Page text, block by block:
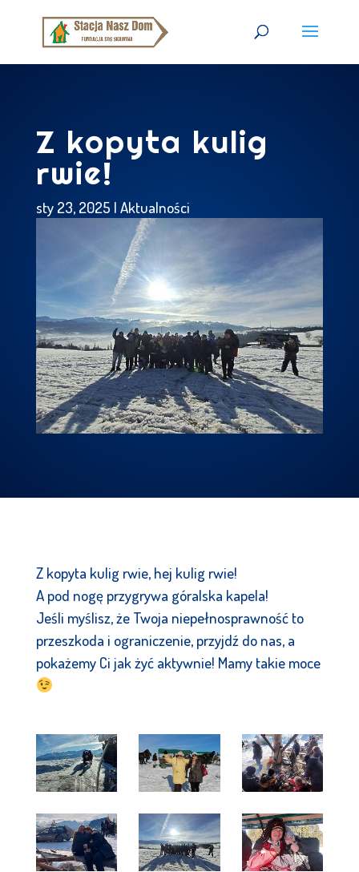
Z kopyta kulig
rwie!
sty 23, 2025 | Aktualności
Z kopyta kulig rwie, hej kulig rwie!
A pod nogę przygrywa góralska kapela!
Jeśli myślisz, że Twoja niepełnosprawność to
przeszkoda i ograniczenie, przyjdź do nas, a
pokażemy Ci jak żyć aktywnie! Mamy takie moce